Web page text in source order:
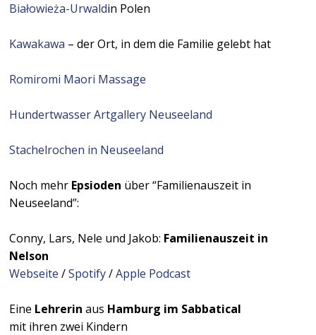
Białowieża-Urwaldin Polen
Kawakawa – der Ort, in dem die Familie gelebt hat
Romiromi Maori Massage
Hundertwasser Artgallery Neuseeland
Stachelrochen in Neuseeland
Noch mehr Epsioden über “Familienauszeit in
Neuseeland”:
Conny, Lars, Nele und Jakob: Familienauszeit in
Nelson
Webseite/Spotify/Apple Podcast
Eine Lehrerin aus Hamburg im Sabbatical
mit ihren zwei Kindern